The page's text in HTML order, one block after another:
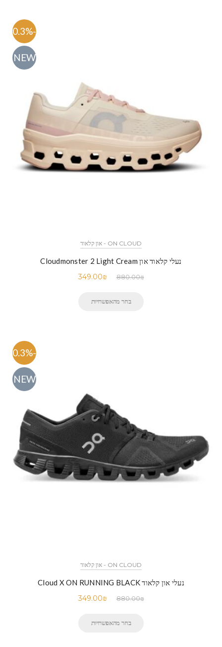
-60.3%
NEW
ON CLOUD - און קלאוד
נעלי קלאוד און Cloudmonster 2 Light Cream
880.00₪
349.00₪
בחר מהאפשרויות
-60.3%
NEW
ON CLOUD - און קלאוד
נעלי און קלאוד Cloud X ON RUNNING BLACK
880.00₪
349.00₪
בחר מהאפשרויות